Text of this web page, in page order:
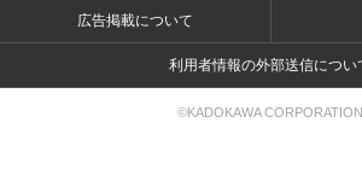
広告掲載について
利用者情報の外部送信につい
©KADOKAWA CORPORATION